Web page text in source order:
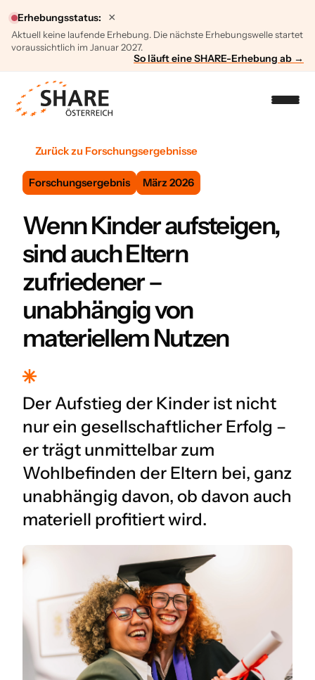
Erhebungsstatus:
Aktuell keine laufende Erhebung. Die nächste Erhebungswelle startet
voraussichtlich im Januar 2027.
So läuft eine SHARE-Erhebung ab →
×
Zurück zu Forschungsergebnisse
Forschungsergebnis März 2026
Wenn Kinder aufsteigen,
sind auch Eltern
zufriedener –
unabhängig von
materiellem Nutzen
Der Aufstieg der Kinder ist nicht
nur ein gesellschaftlicher Erfolg –
er trägt unmittelbar zum
Wohlbefinden der Eltern bei, ganz
unabhängig davon, ob davon auch
materiell profitiert wird.